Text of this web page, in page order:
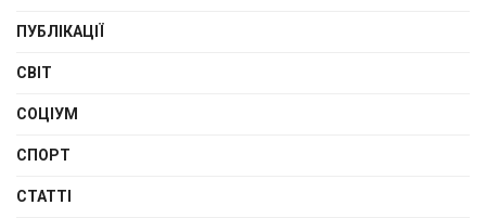
ПУБЛІКАЦІЇ
СВІТ
СОЦІУМ
СПОРТ
СТАТТІ